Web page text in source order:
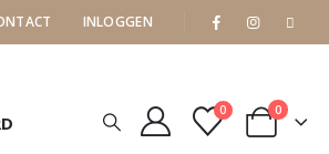
INLOGGEN
0 0